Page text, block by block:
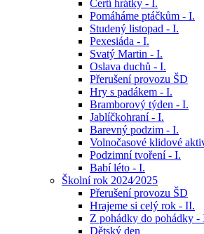
Čertí hrátky - I.
Pomáháme ptáčkům - I.
Studený listopad - I.
Pexesiáda - I.
Svatý Martin - I.
Oslava duchů - I.
Přerušení provozu ŠD
Hry s padákem - I.
Bramborový týden - I.
Jablíčkohraní - I.
Barevný podzim - I.
Volnočasové klidové
Podzimní tvoření - I.
Babí léto - I.
Školní rok 2024⁄2025
Přerušení provozu ŠD
Hrajeme si celý rok - II.
Z pohádky do pohádky -
Dětský den